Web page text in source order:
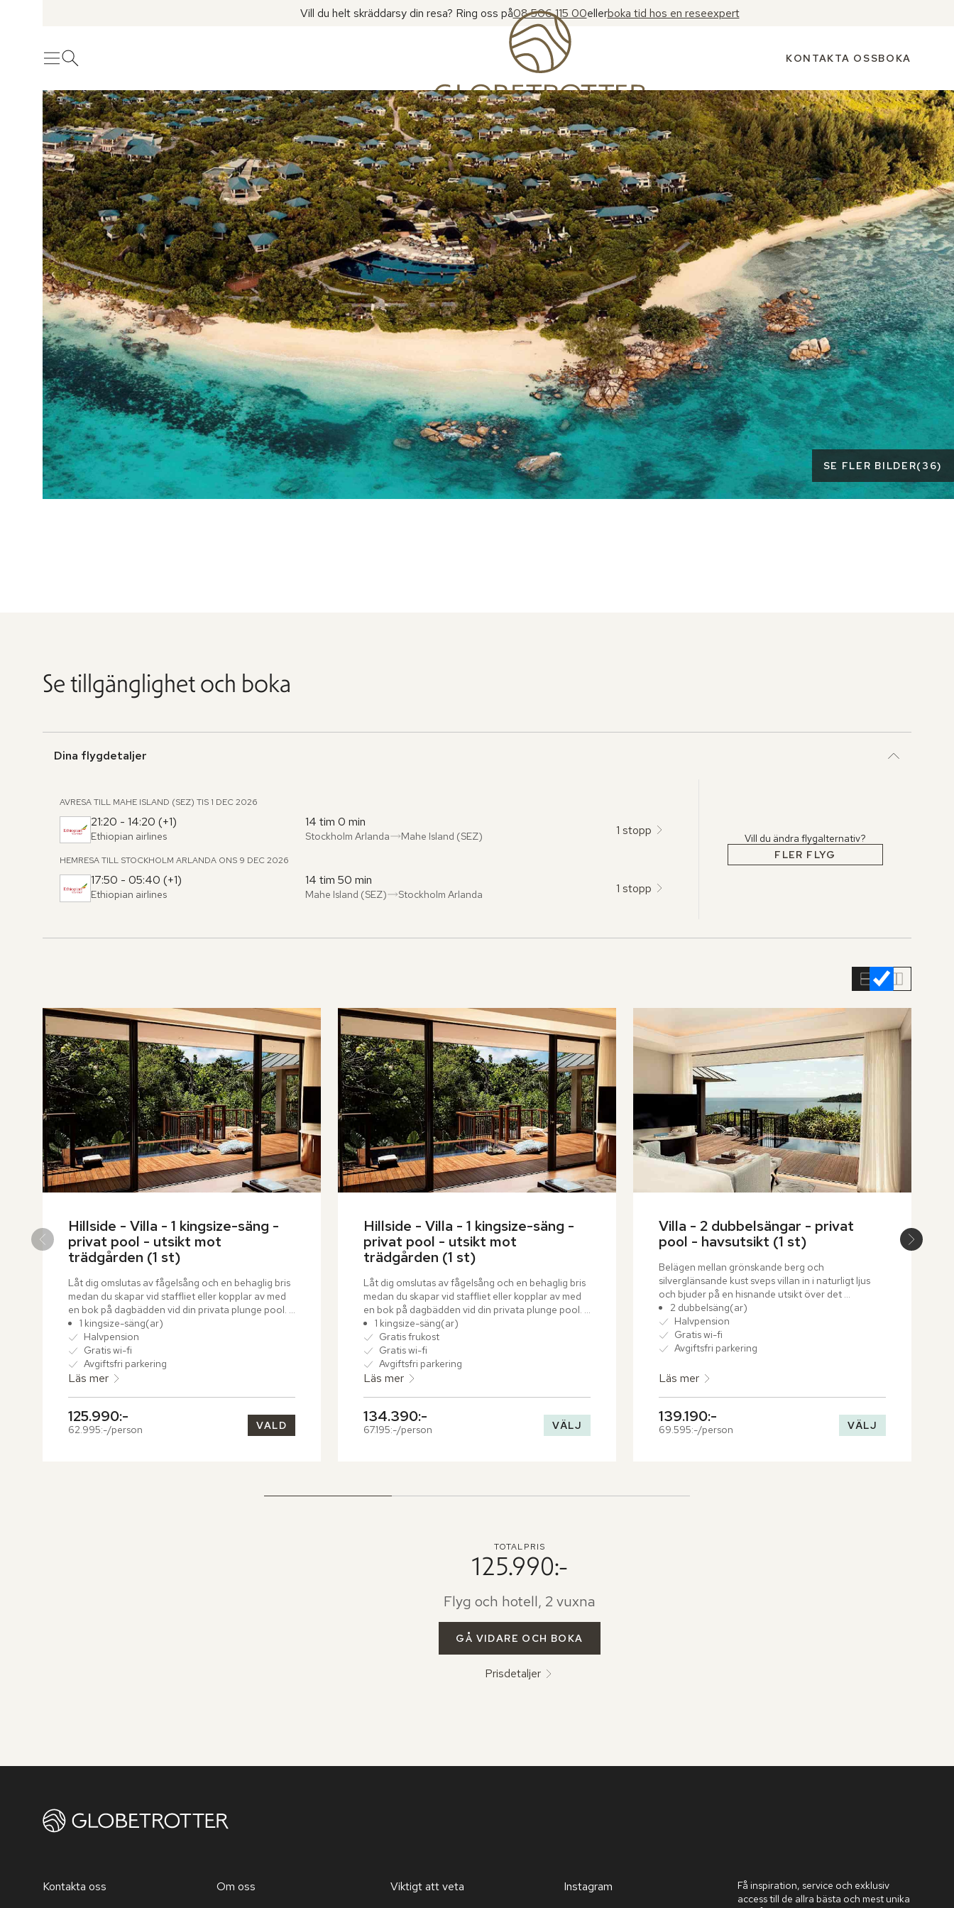
Vill du helt skräddarsy din resa? Ring oss på08 506 115 00ellerboka tid hos en reseexpert
MenyÖppna sök KONTAKTA OSSBOKA
Se fler bilder
SE FLER BILDER(36)
Se tillgänglighet och boka
Dina flygdetaljer
AVRESA TILL MAHE ISLAND (SEZ) TIS 1 DEC 2026
21:20 - 14:20 (+1)
Ethiopian airlines
14 tim 0 min
Från:
Stockholm Arlanda
,till: Mahe Island (SEZ) 1 stopp
HEMRESA TILL STOCKHOLM ARLANDA ONS 9 DEC 2026
17:50 - 05:40 (+1)
Ethiopian airlines
14 tim 50 min
Från:
Mahe Island (SEZ)
,till: Stockholm Arlanda 1 stopp
Vill du ändra flygalternativ?
FLER FLYG
Hillside - Villa - 1 kingsize-säng -
privat pool - utsikt mot
trädgården (1 st)
Låt dig omslutas av fågelsång och en behaglig bris
medan du skapar vid staffliet eller kopplar av med
en bok på dagbädden vid din privata plunge pool.
Villan bjuder på generösa ytor och en harmonisk
färgpalett i krämvitt och salviagrönt.
1 kingsize-säng(ar)
Halvpension
Gratis wi-fi
Avgiftsfri parkering
Läs mer
125.990:-
62.995:-/person VALD
Hillside - Villa - 1 kingsize-säng -
privat pool - utsikt mot
trädgården (1 st)
Låt dig omslutas av fågelsång och en behaglig bris
medan du skapar vid staffliet eller kopplar av med
en bok på dagbädden vid din privata plunge pool.
Villan bjuder på generösa ytor och en harmonisk
färgpalett i krämvitt och salviagrönt.
1 kingsize-säng(ar)
Gratis frukost
Gratis wi-fi
Avgiftsfri parkering
Läs mer
134.390:-
67.195:-/person VÄLJ
Villa - 2 dubbelsängar - privat
pool - havsutsikt (1 st)
Belägen mellan grönskande berg och
silverglänsande kust sveps villan in i naturligt ljus
och bjuder på en hisnande utsikt över det
glittrande havet. Slappna av på dagbädden på
uteplatsen eller låt dig omfamnas av stillheten i din
privata plunge pool.
2 dubbelsäng(ar)
Halvpension
Gratis wi-fi
Avgiftsfri parkering
Läs mer
139.190:-
69.595:-/person VÄLJ
TOTALPRIS
125.990:-
Flyg och hotell, 2 vuxna
GÅ VIDARE OCH BOKA
Prisdetaljer
Kontakta oss Om oss Viktigt att veta Instagram
Få inspiration, service och exklusiv
access till de allra bästa och mest unika